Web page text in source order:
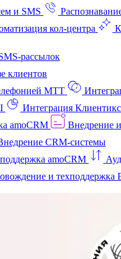
и SMS
кол‑центра
рассылок
клиентов
МТТ
Интеграция Клиентикс
amoCRM
Внедрение
CRM-системы
amoCRM
и техподдержка